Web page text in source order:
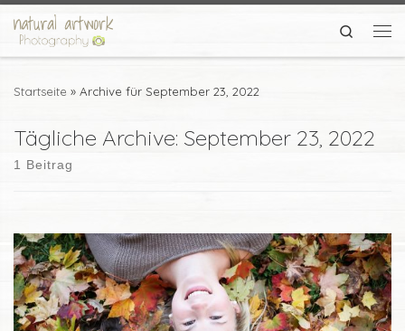
Zum Inhalt springen
Search
Startseite » Archive für September 23, 2022
Tägliche Archive: September 23, 2022
1 Beitrag